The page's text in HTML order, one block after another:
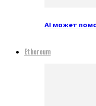
AI может
Ethereum